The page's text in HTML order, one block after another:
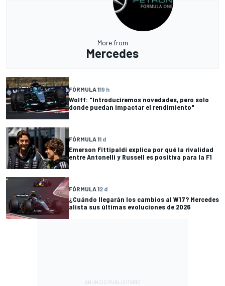
More from
Mercedes
FÓRMULA 119 h
Wolff: "Introduciremos novedades, pero solo
donde puedan impactar el rendimiento"
FÓRMULA 11 d
Emerson Fittipaldi explica por qué la rivalidad
entre Antonelli y Russell es positiva para la F1
FÓRMULA 12 d
¿Cuándo llegarán los cambios al W17? Mercedes
alista sus últimas evoluciones de 2026